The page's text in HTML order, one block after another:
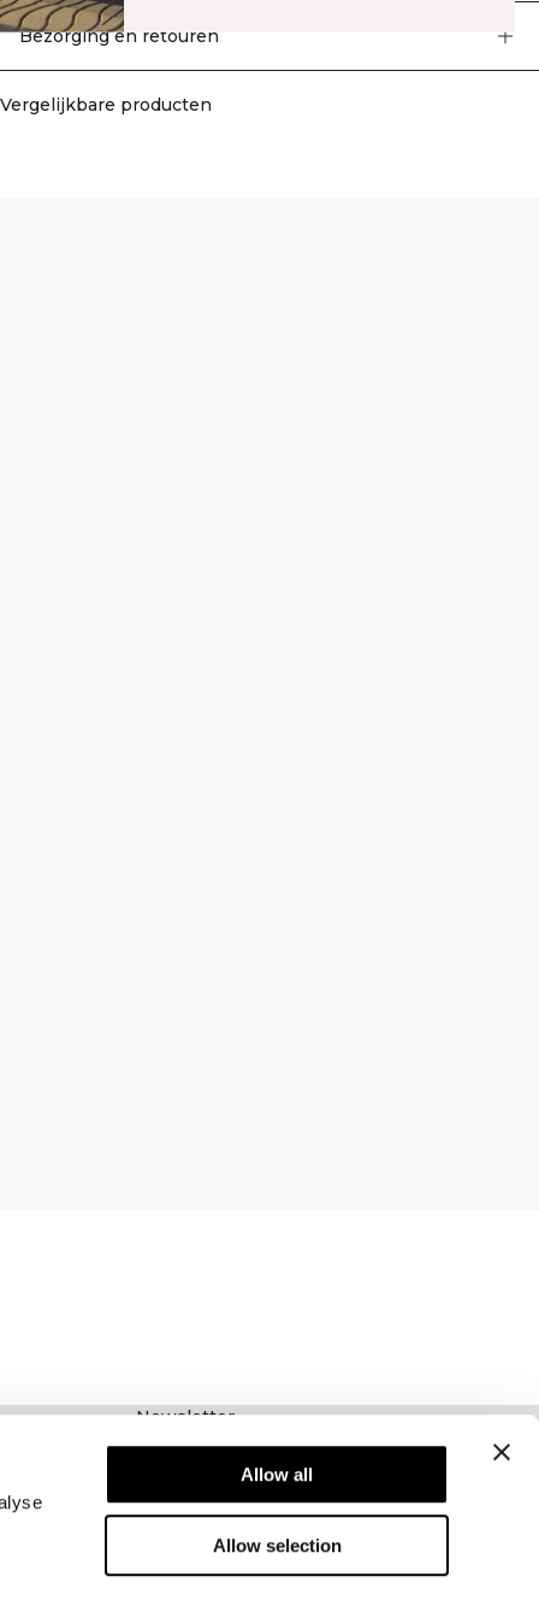
Allow all
Allow selection
veelzijdige basic waar je het hele seizoen naar zult grijpen.
Bezorging en retouren
Vergelijkbare producten
Newsletter
Schrijf je voor onze nieuwsbrief! Ontvang
exclusieve aanbiedingen, ons laatste nieuws en
nog veel meer.